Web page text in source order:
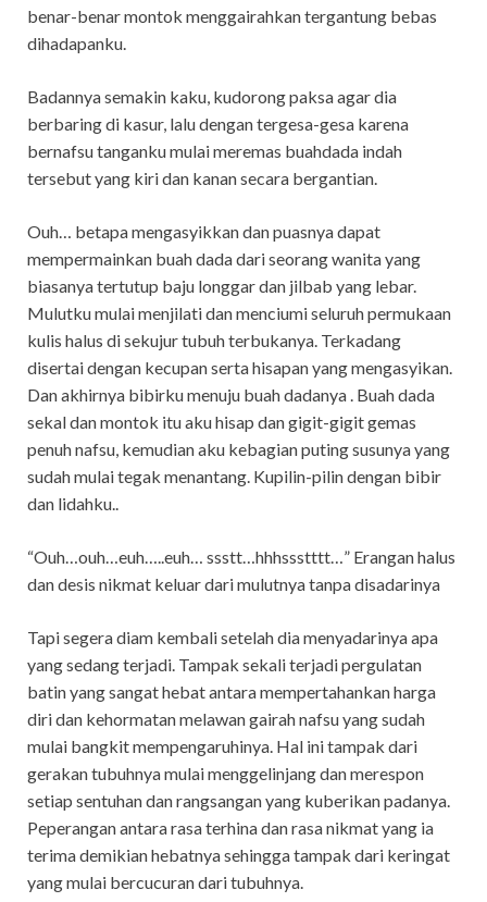
benar-benar montok menggairahkan tergantung bebas
dihadapanku.
Badannya semakin kaku, kudorong paksa agar dia
berbaring di kasur, lalu dengan tergesa-gesa karena
bernafsu tanganku mulai meremas buahdada indah
tersebut yang kiri dan kanan secara bergantian.
Ouh… betapa mengasyikkan dan puasnya dapat
mempermainkan buah dada dari seorang wanita yang
biasanya tertutup baju longgar dan jilbab yang lebar.
Mulutku mulai menjilati dan menciumi seluruh permukaan
kulis halus di sekujur tubuh terbukanya. Terkadang
disertai dengan kecupan serta hisapan yang mengasyikan.
Dan akhirnya bibirku menuju buah dadanya . Buah dada
sekal dan montok itu aku hisap dan gigit-gigit gemas
penuh nafsu, kemudian aku kebagian puting susunya yang
sudah mulai tegak menantang. Kupilin-pilin dengan bibir
dan lidahku..
“Ouh…ouh…euh…..euh… ssstt…hhhssstttt…” Erangan halus
dan desis nikmat keluar dari mulutnya tanpa disadarinya
Tapi segera diam kembali setelah dia menyadarinya apa
yang sedang terjadi. Tampak sekali terjadi pergulatan
batin yang sangat hebat antara mempertahankan harga
diri dan kehormatan melawan gairah nafsu yang sudah
mulai bangkit mempengaruhinya. Hal ini tampak dari
gerakan tubuhnya mulai menggelinjang dan merespon
setiap sentuhan dan rangsangan yang kuberikan padanya.
Peperangan antara rasa terhina dan rasa nikmat yang ia
terima demikian hebatnya sehingga tampak dari keringat
yang mulai bercucuran dari tubuhnya.